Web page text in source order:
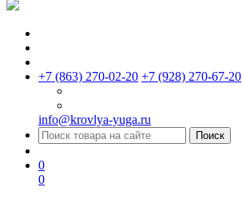
+7 (863) 270-02-20 +7 (928) 270-67-20
info@krovlya-yuga.ru
Поиск
0
0